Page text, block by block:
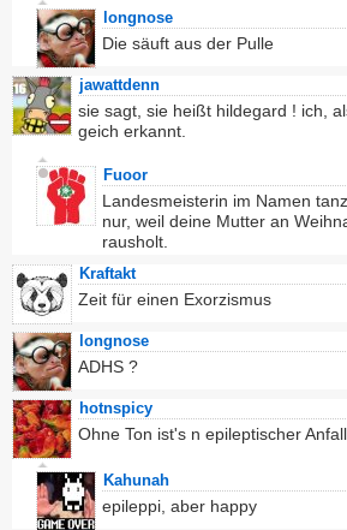
longnose
Die säuft aus der Pulle
jawattdenn
sie sagt, sie heißt hildegard ! ich,
geich erkannt.
Fuoor
Landesmeisterin im Namen
nur, weil deine Mutter an
rausholt.
Kraftakt
Zeit für einen Exorzismus
longnose
ADHS ?
hotnspicy
Ohne Ton ist's n epileptischer Anfall
Kahunah
epileppi, aber happy